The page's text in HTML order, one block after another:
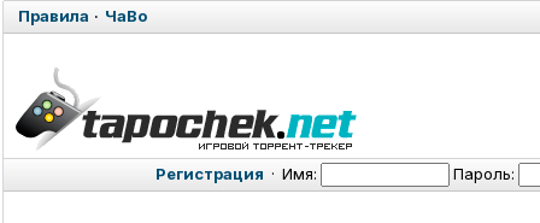
Правила · ЧаВо
Регистрация · Имя: Пароль: